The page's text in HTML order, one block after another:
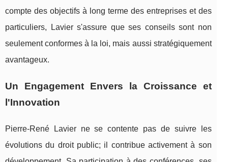
compte des objectifs à long terme des entreprises et des
particuliers, Lavier s'assure que ses conseils sont non
seulement conformes à la loi, mais aussi stratégiquement
avantageux.
Un Engagement Envers la Croissance et
l'Innovation
Pierre-René Lavier ne se contente pas de suivre les
évolutions du droit public; il contribue activement à son